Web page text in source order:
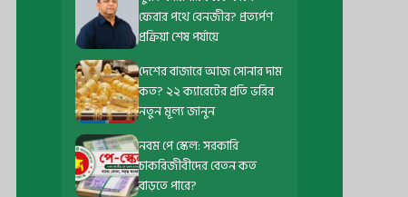
ফেরার পথে বেনজীর? প্রত্যর্পণ
প্রক্রিয়া শেষ পর্যায়ে
দেশের বাজারে আজ সোনার দাম
কত? ২২ ক্যারেটের প্রতি ভরির
নতুন মূল্য জানুন
নবম পে স্কেল: সরকারি
চাকরিজীবীদের বেতন কত
বাড়তে পারে?